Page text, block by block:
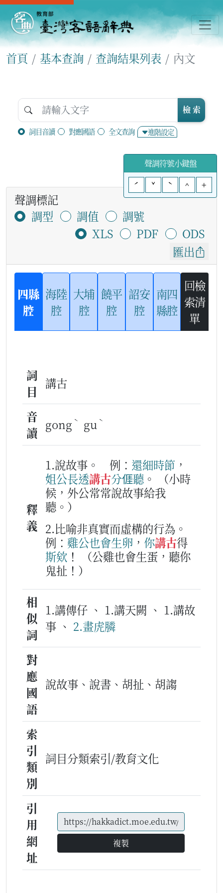
首頁 基本查詢 查詢結果列表 內文
詞目音讀 對應國語 全文查詢 進階設定
檢 索
聲調符號小鍵盤
ˊ
ˇ ˋ ^ +
聲調標記
調型
調值
調號
XLS
PDF
ODS
匯出
四縣
腔
海陸
腔
大埔
腔
饒平
腔
詔安
腔
南四
縣腔
回檢
索清
單
詞
目
講古
音
讀
gong ˋ gu ˋ
釋
義
1.說故事。 例： 還細時節 ，
姐公長透講古分𠊎聽 。
（小時
候，外公常常說故事給我
聽。）
2.比喻非真實而虛構的行為。
例： 雞公也會生卵 ， 你講古得
斯欸 ！
（公雞也會生蛋，聽你
鬼扯！）
相
似
詞
1.講傳仔 、 1.講天闕 、 1.講故
事 、 2.畫虎膦
對
應
國
語
說故事、說書、胡扯、胡謅
索
引
類
別
詞目分類索引/教育文化
引
用
網
址
複製